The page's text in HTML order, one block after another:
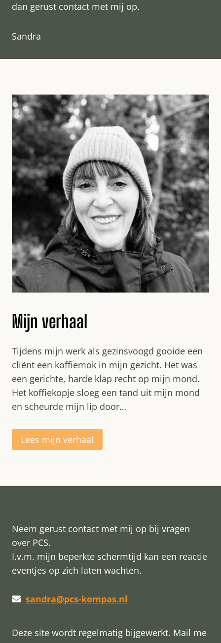
dan gerust contact met mij op.
Sandra
Mijn verhaal
Tijdens mijn werk als gezinsvoogd gooide een
cliënt een koffiemok in mijn gezicht. Het was
een gerichte, harde klap recht op mijn mond.
Het koffiekopje sloeg een tand uit mijn mond
en scheurde mijn lip door…
Lees mijn verhaal
Neem gerust contact met mij op bij vragen
over PCS.
I.v.m. mijn beperkte schermtijd kan een reactie
eventjes op zich laten wachten.
sandra@pcs-kompas.nl
Deze site wordt regelmatig bijgewerkt. Mail me